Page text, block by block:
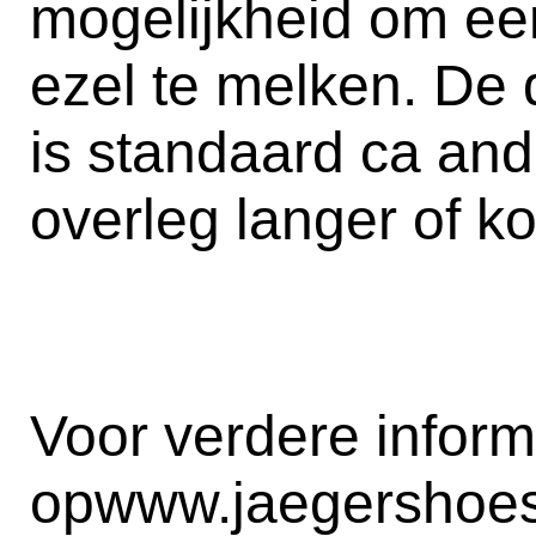
mogelijkheid om
ezel te melken. De
is standaard ca
overleg langer of
Voor verdere
op